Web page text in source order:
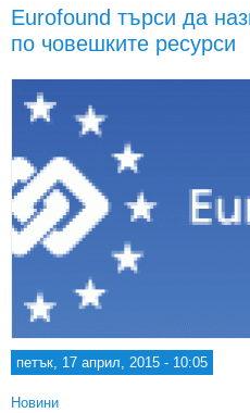
Еurofound търси да
по човешките ресурси
петък, 17 април, 2015 - 10:05
Новини